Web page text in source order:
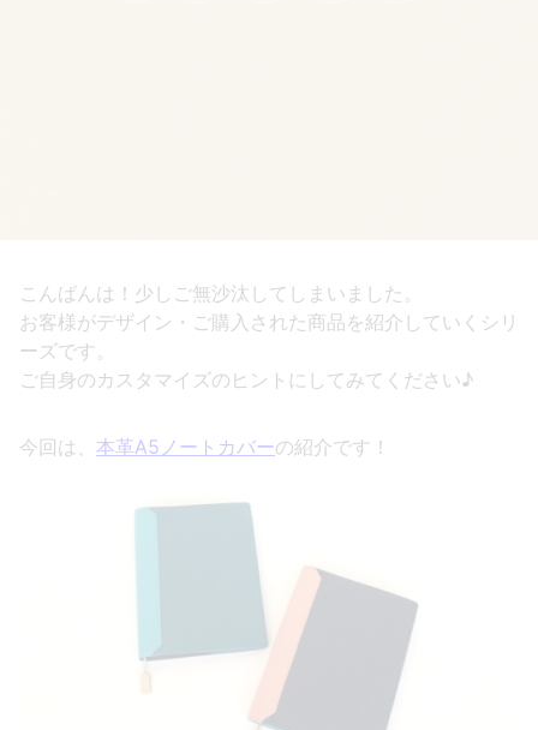
こんばんは！少しご無沙汰してしまいました。
お客様がデザイン・ご購入された商品を紹介していくシリ
ーズです。
ご自身のカスタマイズのヒントにしてみてください♪
今回は、 本革A5ノートカバーの紹介です！